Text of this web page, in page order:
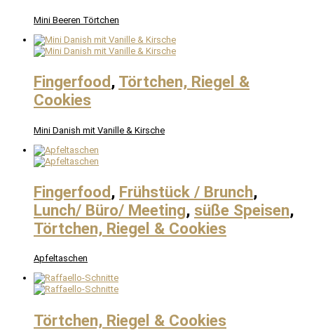
Mini Beeren Törtchen
Fingerfood , Törtchen, Riegel &
Cookies
Mini Danish mit Vanille & Kirsche
Fingerfood, Frühstück / Brunch,
Lunch/ Büro/ Meeting, süße Speisen,
Törtchen, Riegel & Cookies
Apfeltaschen
Törtchen, Riegel & Cookies